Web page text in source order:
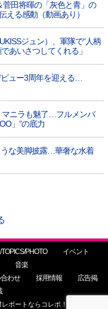
菅田将暉の「灰色と青」の
る感動（動画あり）
ジュン）、軍隊で“人柄
あいさつしてくれる」
ビュー3周年を迎える…
マニラも魅了…フルメンバ
」”の底力
うな美脚披露…華奢な水着
PHOTO
イベント
音楽
わせ 採用情報
広告掲
ポートならコレポ！ All Rights